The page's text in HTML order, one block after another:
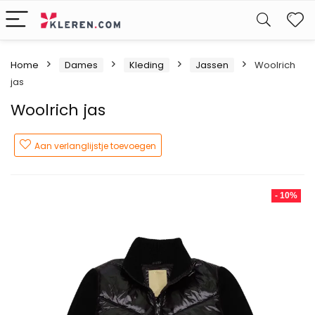
Home Dames Kleding Jassen
Woolrich
jas
Woolrich jas
Aan verlanglijstje toevoegen
- 10%